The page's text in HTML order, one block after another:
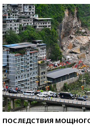
ПОСЛЕДСТВИЯ